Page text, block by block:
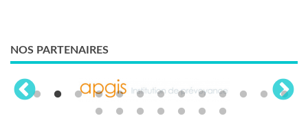
NOS PARTENAIRES